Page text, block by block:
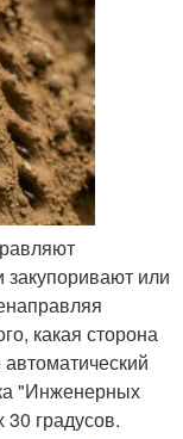
или
какая сторона
"Инженерных
градусов.